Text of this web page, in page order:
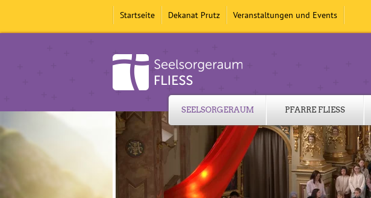
Startseite Dekanat Prutz Veranstaltungen und Events
SEELSORGERAUM PFARRE FLIESS